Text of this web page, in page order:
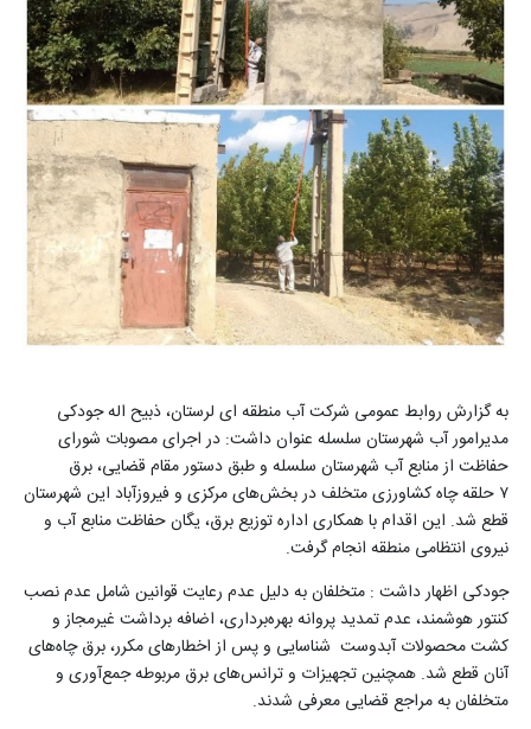
به گزارش روابط عمومی شرکت آب منطقه ای لرستان، ذبیح اله جودکی
مدیرامور آب شهرستان سلسله عنوان داشت: در اجرای مصوبات شورای
حفاظت از منابع آب شهرستان سلسله و طبق دستور مقام قضایی، برق
۷ حلقه چاه کشاورزی متخلف در بخش‌های مرکزی و فیروزآباد این شهرستان
قطع شد. این اقدام با همکاری اداره توزیع برق، یگان حفاظت منابع آب و
نیروی انتظامی منطقه انجام گرفت.
جودکی اظهار داشت : متخلفان به دلیل عدم رعایت قوانین شامل عدم نصب
کنتور هوشمند، عدم تمدید پروانه بهره‌برداری، اضافه برداشت غیرمجاز و
کشت محصولات آبدوست شناسایی و پس از اخطارهای مکرر، برق چاه‌های
آنان قطع شد. همچنین تجهیزات و ترانس‌های برق مربوطه جمع‌آوری و
متخلفان به مراجع قضایی معرفی شدند.